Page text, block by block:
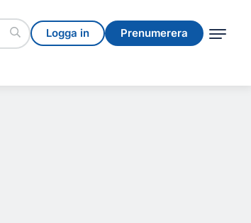
Logga in Prenumerera
Logga in Prenumerera